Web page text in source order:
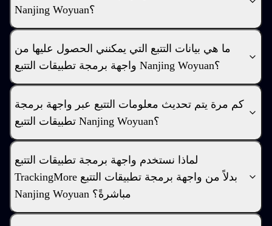
Nanjing Woyuan؟
ما هي بيانات التتبع التي يمكنني الحصول عليها من
واجهة برمجة تطبيقات التتبع Nanjing Woyuan؟
كم مرة يتم تحديث معلومات التتبع عبر واجهة برمجة
تطبيقات التتبع Nanjing Woyuan؟
لماذا نستخدم واجهة برمجة تطبيقات التتبع
TrackingMore بدلاً من واجهة برمجة تطبيقات التتبع
Nanjing Woyuan مباشرةً؟